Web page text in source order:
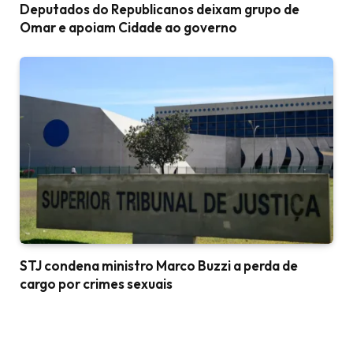
Deputados do Republicanos deixam grupo de
Omar e apoiam Cidade ao governo
STJ condena ministro Marco Buzzi a perda de
cargo por crimes sexuais